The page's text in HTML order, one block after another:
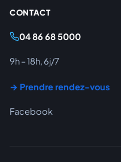
CONTACT
04 86 68 5000
9h – 18h, 6j/7
→ Prendre rendez-vous
Facebook